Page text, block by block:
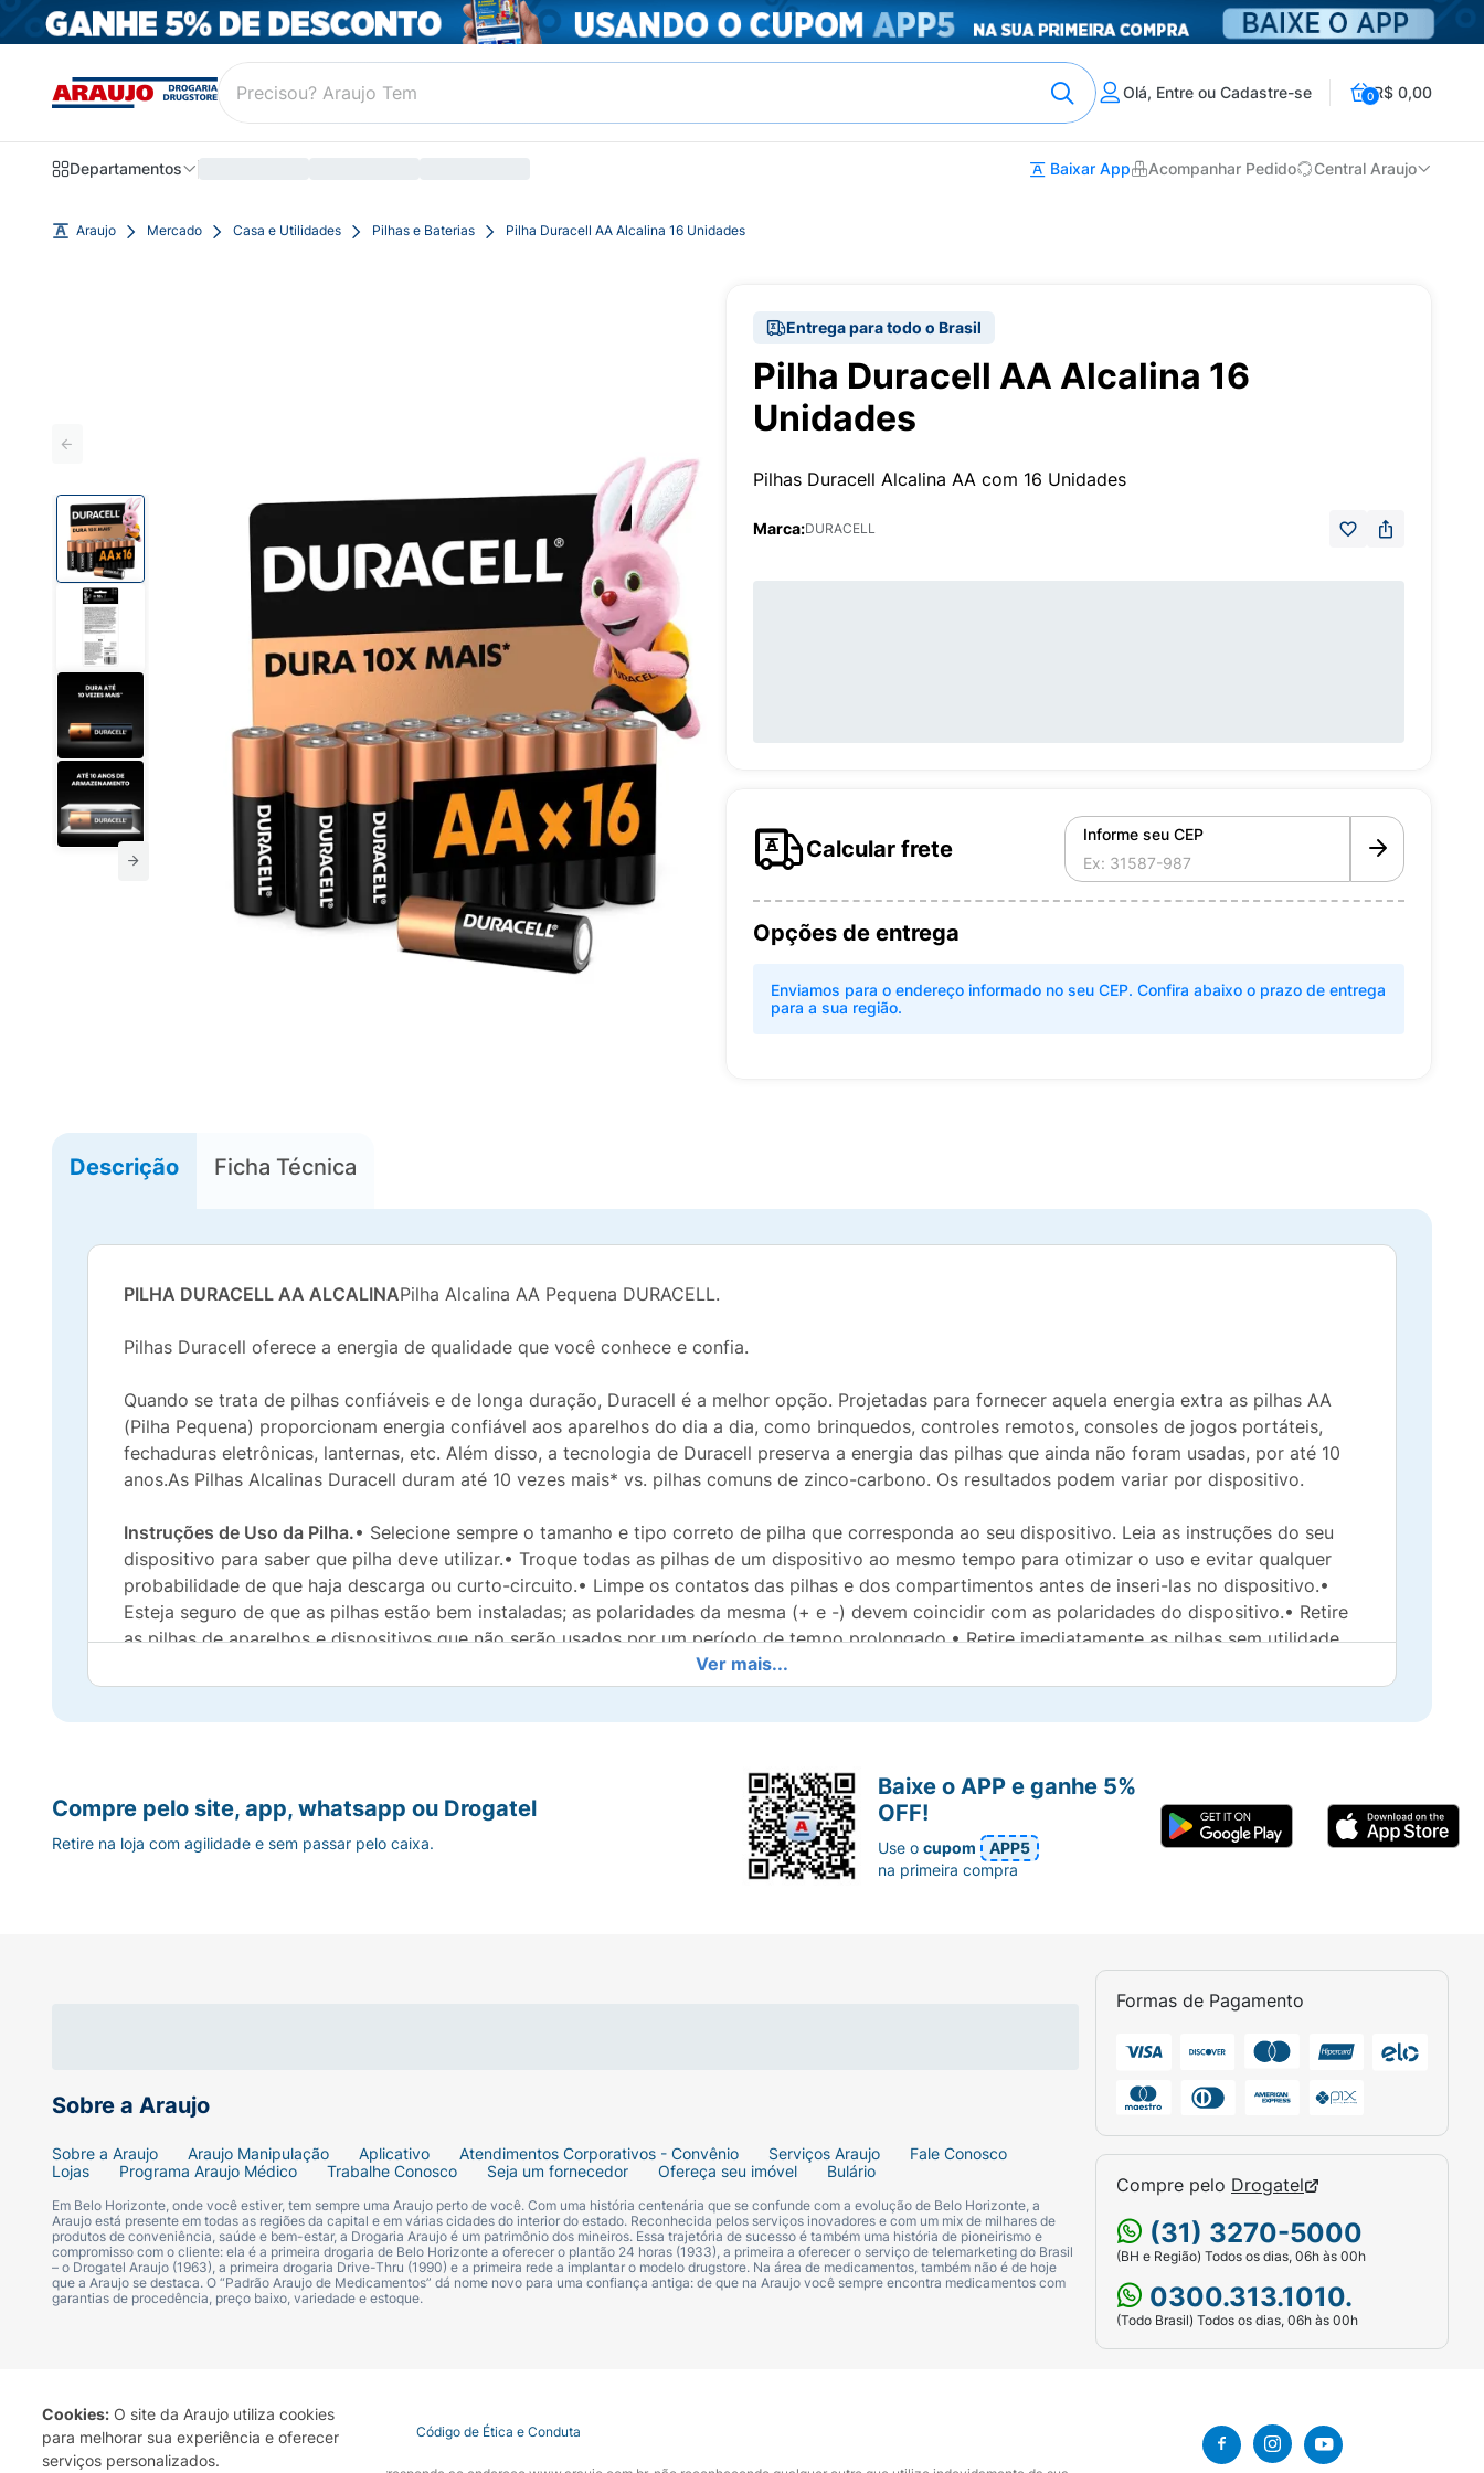
Cookies: O site da Araujo utiliza cookies
para melhorar sua experiência e oferecer
serviços personalizados.
Olá, Entre ou Cadastre-se 0R$ 0,00
Departamentos Baixar App Acompanhar Pedido Central Araujo
Araujo Mercado Casa e Utilidades Pilhas e Baterias Pilha Duracell AA Alcalina 16 Unidades
Entrega para todo o Brasil
Pilha Duracell AA Alcalina 16
Unidades
Pilhas Duracell Alcalina AA com 16 Unidades
Marca:DURACELL
Calcular frete
Informe seu CEP
Opções de entrega
Enviamos para o endereço informado no seu CEP. Confira abaixo o prazo de entrega
para a sua região.
Descrição Ficha Técnica
PILHA DURACELL AA ALCALINAPilha Alcalina AA Pequena DURACELL.
Pilhas Duracell oferece a energia de qualidade que você conhece e confia.
Quando se trata de pilhas confiáveis e de longa duração, Duracell é a melhor opção. Projetadas para fornecer aquela energia extra as pilhas AA
(Pilha Pequena) proporcionam energia confiável aos aparelhos do dia a dia, como brinquedos, controles remotos, consoles de jogos portáteis,
fechaduras eletrônicas, lanternas, etc. Além disso, a tecnologia de Duracell preserva a energia das pilhas que ainda não foram usadas, por até 10
anos.As Pilhas Alcalinas Duracell duram até 10 vezes mais* vs. pilhas comuns de zinco-carbono. Os resultados podem variar por dispositivo.
Instruções de Uso da Pilha.• Selecione sempre o tamanho e tipo correto de pilha que corresponda ao seu dispositivo. Leia as instruções do seu
dispositivo para saber que pilha deve utilizar.• Troque todas as pilhas de um dispositivo ao mesmo tempo para otimizar o uso e evitar qualquer
probabilidade de que haja descarga ou curto-circuito.• Limpe os contatos das pilhas e dos compartimentos antes de inseri-las no dispositivo.•
Esteja seguro de que as pilhas estão bem instaladas; as polaridades da mesma (+ e -) devem coincidir com as polaridades do dispositivo.• Retire
as pilhas de aparelhos e dispositivos que não serão usados por um período de tempo prolongado.• Retire imediatamente as pilhas sem utilidade
Composição química:Dióxido de Manganês, Zinco, Hidróxido de Potássio, Grafite e Óxido de Zinco.
Mantenha as pilhas fora do alcance das crianças. Se engolidas, consulte um médico imediatamente. Pode explodir, vazar e/ou causar
queimaduras, caso recarregado, descartado no fogo, misturado com uma pilha diferente, inserido ao contrário ou desmontado. Substitua todas as
pilhas ao mesmo tempo. Mantenha as pilhas na embalagem original até seu uso. Não transporte pilhas no seu bolso ou na bolsa. Não remova a
etiqueta da pilha.
Ver mais...
Sobre a Araujo
Sobre a Araujo Araujo Manipulação Aplicativo Atendimentos Corporativos - Convênio Serviços Araujo
Fale Conosco
Lojas
Programa Araujo Médico Trabalhe Conosco Seja um fornecedor Ofereça seu imóvel Bulário
Em Belo Horizonte, onde você estiver, tem sempre uma Araujo perto de você. Com uma história centenária que se confunde com a evolução de Belo Horizonte, a
Araujo está presente em todas as regiões da capital e em várias cidades do interior do estado. Reconhecida pelos serviços inovadores e com um mix de milhares de
produtos de conveniência, saúde e bem-estar, a Drogaria Araujo é um patrimônio dos mineiros. Essa trajetória de sucesso é também uma história de pioneirismo e
compromisso com o cliente: ela é a primeira drogaria de Belo Horizonte a oferecer o plantão 24 horas (1933), a primeira a oferecer o serviço de telemarketing do Brasil
– o Drogatel Araujo (1963), a primeira drogaria Drive-Thru (1990) e a primeira rede a implantar o modelo drugstore. Na área de medicamentos, também não é de hoje
que a Araujo se destaca. O “Padrão Araujo de Medicamentos” dá nome novo para uma confiança antiga: de que na Araujo você sempre encontra medicamentos com
garantias de procedência, preço baixo, variedade e estoque.
Formas de Pagamento
Compre pelo Drogatel
(31) 3270-5000
(BH e Região) Todos os dias, 06h às 00h
0300.313.1010.
(Todo Brasil) Todos os dias, 06h às 00h
Compre pelo site, app, whatsapp ou Drogatel
Retire na loja com agilidade e sem passar pelo caixa.
Baixe o APP e ganhe 5%
OFF!
Use ocupom
APP5
na primeira compra
Termo de Uso Portal da Privacidade Covid-19 Código de Ética e Conduta